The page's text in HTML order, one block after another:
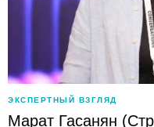
ЭКСПЕРТНЫЙ ВЗГЛЯД
Марат Гасанян